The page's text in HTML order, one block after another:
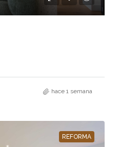
hace 1 semana
REFORMA